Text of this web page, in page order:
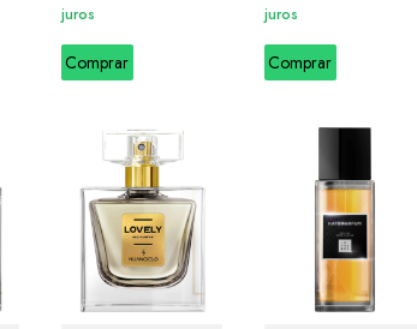
juros
Comprar
juros
Comprar